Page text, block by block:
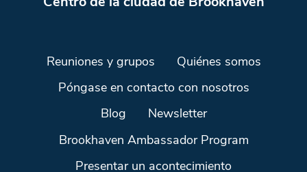
Centro de la ciudad de Brookhaven
Reuniones y grupos Quiénes somos
Póngase en contacto con nosotros
Blog Newsletter
Brookhaven Ambassador Program
Presentar un acontecimiento